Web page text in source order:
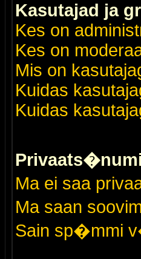
Kasutajad ja
Kes on
Kes on
Mis on
Kuidas
Kuidas
Ma ei saa
Ma saan
Sain sp�mmi